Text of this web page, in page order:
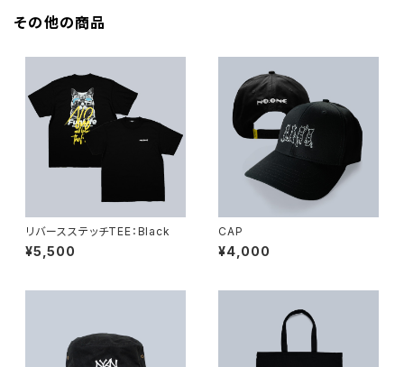
その他の商品
リバースステッチTEE：Black
¥5,500
CAP
¥4,000